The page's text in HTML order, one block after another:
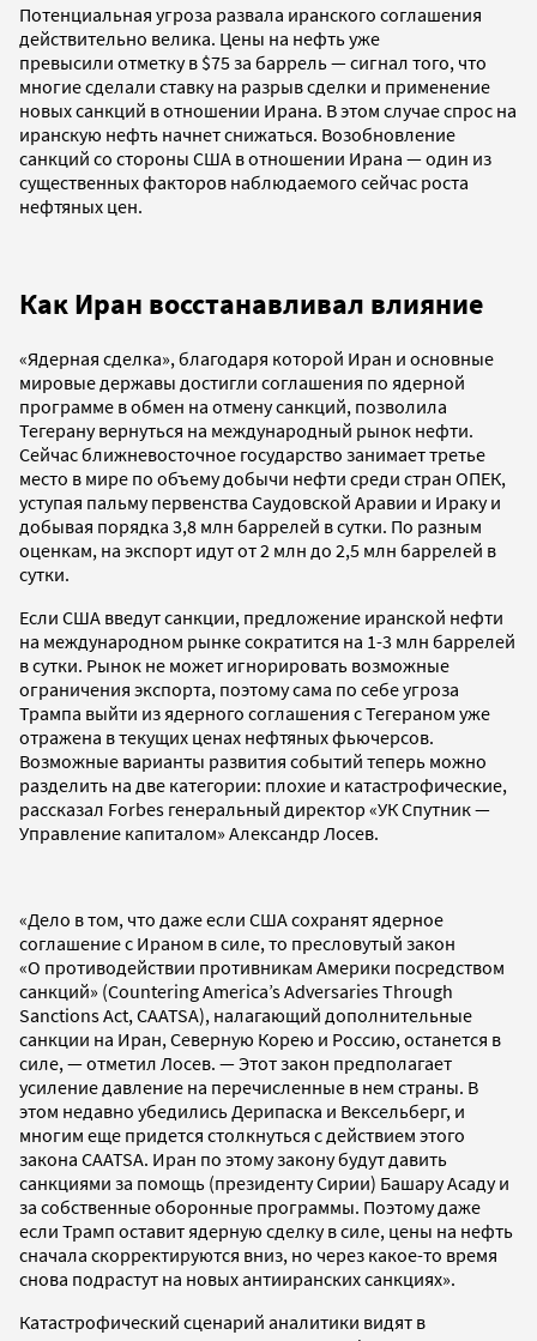
Потенциальная угроза развала иранского соглашения
действительно велика. Цены на нефть уже
превысили отметку в $75 за баррель — сигнал того, что
многие сделали ставку на разрыв сделки и применение
новых санкций в отношении Ирана. В этом случае спрос на
иранскую нефть начнет снижаться. Возобновление
санкций со стороны США в отношении Ирана — один из
существенных факторов наблюдаемого сейчас роста
нефтяных цен.
Как Иран восстанавливал влияние
«Ядерная сделка», благодаря которой Иран и основные
мировые державы достигли соглашения по ядерной
программе в обмен на отмену санкций, позволила
Тегерану вернуться на международный рынок нефти.
Сейчас ближневосточное государство занимает третье
место в мире по объему добычи нефти среди стран ОПЕК,
уступая пальму первенства Саудовской Аравии и Ираку и
добывая порядка 3,8 млн баррелей в сутки. По разным
оценкам, на экспорт идут от 2 млн до 2,5 млн баррелей в
сутки.
Если США введут санкции, предложение иранской нефти
на международном рынке сократится на 1-3 млн баррелей
в сутки. Рынок не может игнорировать возможные
ограничения экспорта, поэтому сама по себе угроза
Трампа выйти из ядерного соглашения с Тегераном уже
отражена в текущих ценах нефтяных фьючерсов.
Возможные варианты развития событий теперь можно
разделить на две категории: плохие и катастрофические,
рассказал Forbes генеральный директор «УК Спутник —
Управление капиталом» Александр Лосев.
«Дело в том, что даже если США сохранят ядерное
соглашение с Ираном в силе, то пресловутый закон
«О противодействии противникам Америки посредством
санкций» (Countering America’s Adversaries Through
Sanctions Act, CAATSA), налагающий дополнительные
санкции на Иран, Северную Корею и Россию, останется в
силе, — отметил Лосев. — Этот закон предполагает
усиление давление на перечисленные в нем страны. В
этом недавно убедились Дерипаска и Вексельберг, и
многим еще придется столкнуться с действием этого
закона CAATSA. Иран по этому закону будут давить
санкциями за помощь (президенту Сирии) Башару Асаду и
за собственные оборонные программы. Поэтому даже
если Трамп оставит ядерную сделку в силе, цены на нефть
сначала скорректируются вниз, но через какое-то время
снова подрастут на новых антииранских санкциях».
Катастрофический сценарий аналитики видят в